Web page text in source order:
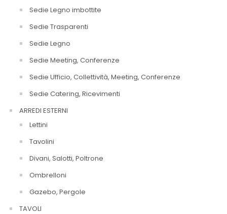
Sedie Legno imbottite
Sedie Trasparenti
Sedie Legno
Sedie Meeting, Conferenze
Sedie Ufficio, Collettività, Meeting, Conferenze
Sedie Catering, Ricevimenti
ARREDI ESTERNI
Lettini
Tavolini
Divani, Salotti, Poltrone
Ombrelloni
Gazebo, Pergole
TAVOLI